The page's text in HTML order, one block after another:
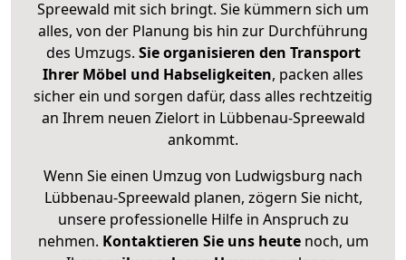
Spreewald mit sich bringt. Sie kümmern sich um
alles, von der Planung bis hin zur Durchführung
des Umzugs. Sie organisieren den Transport
Ihrer Möbel und Habseligkeiten, packen alles
sicher ein und sorgen dafür, dass alles rechtzeitig
an Ihrem neuen Zielort in Lübbenau-Spreewald
ankommt.
Wenn Sie einen Umzug von Ludwigsburg nach
Lübbenau-Spreewald planen, zögern Sie nicht,
unsere professionelle Hilfe in Anspruch zu
nehmen. Kontaktieren Sie uns heutenoch, um